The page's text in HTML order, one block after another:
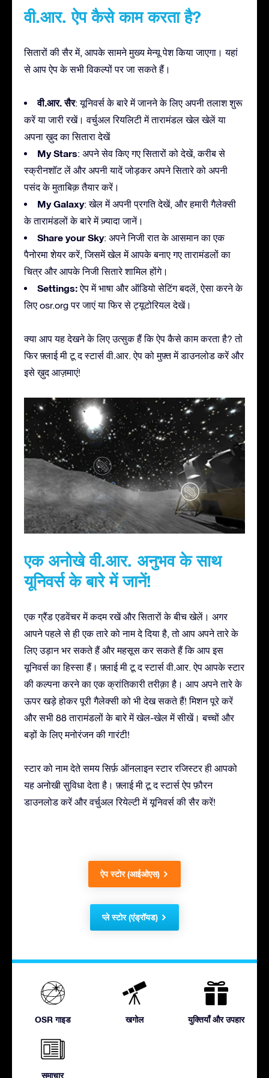
वी.आर. ऐप कैसे काम करता है?
सितारों की सैर में, आपके सामने मुख्य मेन्यू पेश किया जाएगा। यहां
से आप ऐप के सभी विकल्पों पर जा सकते हैं।
वी.आर. सैर: यूनिवर्स के बारे में जानने के लिए अपनी तलाश शुरू
करें या जारी रखें। वर्चुअल रियलिटी में तारामंडल खेल खेलें या
अपना ख़ुद का सितारा देखें
My Stars: अपने सेव किए गए सितारों को देखें, करीब से
स्क्रीनशॉट लें और अपनी यादें जोड़कर अपने सितारे को अपनी
पसंद के मुताबिक़ तैयार करें।
My Galaxy: खेल में अपनी प्रगति देखें, और हमारी गैलेक्सी
के तारामंडलों के बारे में ज़्यादा जानें।
Share your Sky: अपने निजी रात के आसमान का एक
पैनोरमा शेयर करें, जिसमें खेल में आपके बनाए गए तारामंडलों का
चित्र और आपके निजी सितारे शामिल होंगे।
Settings:ऐप में भाषा और ऑडियो सेटिंग बदलें, ऐसा करने के
लिए osr.org पर जाएं या फिर से ट्यूटोरियल देखें।
क्या आप यह देखने के लिए उत्सुक हैं कि ऐप कैसे काम करता है? तो
फिर फ़्लाई मी टू द स्टार्स वी.आर. ऐप को मुफ़्त में डाउनलोड करें और
इसे ख़ुद आज़माएं!
एक अनोखे वी.आर. अनुभव के साथ
यूनिवर्स के बारे में जानें!
एक ग्रैंड एडवेंचर में कदम रखें और सितारों के बीच खेलें। अगर
आपने पहले से ही एक तारे को नाम दे दिया है, तो आप अपने तारे के
लिए उड़ान भर सकते हैं और महसूस कर सकते हैं कि आप इस
यूनिवर्स का हिस्सा हैं। फ़्लाई मी टू द स्टार्स वी.आर. ऐप आपके स्टार
की कल्पना करने का एक क्रांतिकारी तरीक़ा है। आप अपने तारे के
ऊपर खड़े होकर पूरी गैलेक्सी को भी देख सकते हैं! मिशन पूरे करें
और सभी 88 तारामंडलों के बारे में खेल-खेल में सीखें। बच्चों और
बड़ों के लिए मनोरंजन की गारंटी!
स्टार को नाम देते समय सिर्फ़ ऑनलाइन स्टार रजिस्टर ही आपको
यह अनोखी सुविधा देता है। फ़्लाई मी टू द स्टार्स ऐप फ़ौरन
डाउनलोड करें और वर्चुअल रियेल्टी में यूनिवर्स की सैर करें!
ऐप स्टोर (आईओएस)
प्ले स्टोर (एंड्रॉयड)
OSR गाइड खगोल युक्तियाँ और उपहार
समाचार